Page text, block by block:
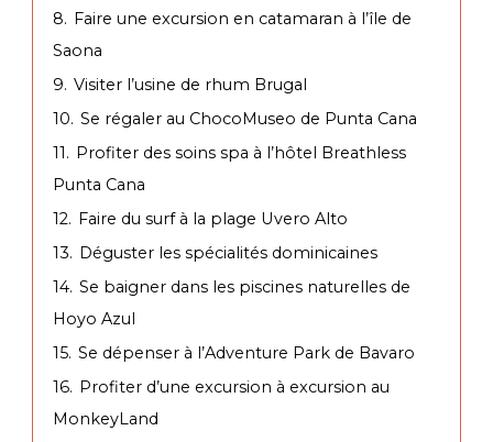
8. Faire une excursion en catamaran à l’île de
Saona
9. Visiter l’usine de rhum Brugal
10. Se régaler au ChocoMuseo de Punta Cana
11. Profiter des soins spa à l’hôtel Breathless
Punta Cana
12. Faire du surf à la plage Uvero Alto
13. Déguster les spécialités dominicaines
14. Se baigner dans les piscines naturelles de
Hoyo Azul
15. Se dépenser à l’Adventure Park de Bavaro
16. Profiter d’une excursion à excursion au
MonkeyLand